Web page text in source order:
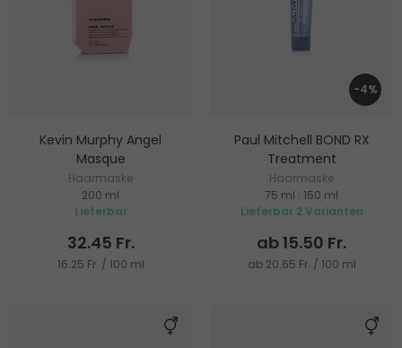
Kevin Murphy Angel
Masque
Haarmaske
200 ml
Lieferbar
32.45 Fr.
16.25 Fr. / 100 ml
-4%
Paul Mitchell BOND RX
Treatment
Haarmaske
75 ml
150 ml
Lieferbar 2 Varianten
ab 15.50 Fr.
ab 20.65 Fr. / 100 ml